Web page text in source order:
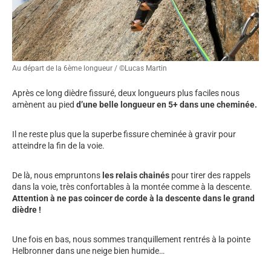
Au départ de la 6ème longueur / ©Lucas Martin
Après ce long dièdre fissuré, deux longueurs plus faciles nous
amènent au pied d’une belle longueur en 5+ dans une cheminée.
Il ne reste plus que la superbe fissure cheminée à gravir pour
atteindre la fin de la voie.
De là, nous empruntons les relais chainés pour tirer des rappels
dans la voie, très confortables à la montée comme à la descente.
Attention à ne pas coincer de corde à la descente dans le grand
dièdre !
Une fois en bas, nous sommes tranquillement rentrés à la pointe
Helbronner dans une neige bien humide…